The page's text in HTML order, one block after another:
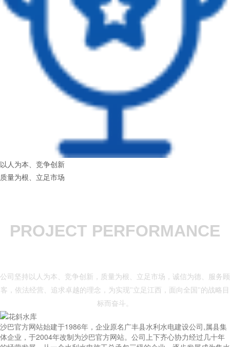
以人为本、竞争创新
质量为根、立足市场
PROJECT PERFORMANCE
公司坚持以人为本、竞争创新，质量为根、立足市场，诚信为德、服务顾
客，依法经营、追求卓越的理念，为实现"立足江西，面向全国"的战略目
标而奋斗。
沙巴官方网站始建于1986年，企业原名广丰县水利水电建设公司,属县集
体企业，于2004年改制为沙巴官方网站。公司上下齐心协力经过几十年